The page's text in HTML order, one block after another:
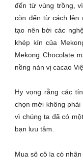
đến từ vùng trồng,
còn đến từ cách
tạo nên bởi các
khép kín của
Mekong Chocolate
nồng nàn vị cacao
Hy vọng rằng các
chọn mới không phải
vì chúng ta đã có
bạn lưu tâm.
Mua sô cô la có